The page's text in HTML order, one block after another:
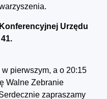
Urzędu
pierwszym, a o 20:15
Walne Zebranie
zapraszamy